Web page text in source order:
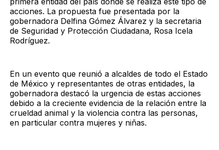
acciones. La propuesta fue presentada por la
gobernadora Delfina Gómez Álvarez y la secretaria
de Seguridad y Protección Ciudadana, Rosa Icela
Rodríguez.
En un evento que reunió a alcaldes de todo el Estado
de México y representantes de otras entidades, la
gobernadora destacó la urgencia de estas acciones
debido a la creciente evidencia de la relación entre la
crueldad animal y la violencia contra las personas,
en particular contra mujeres y niñas.